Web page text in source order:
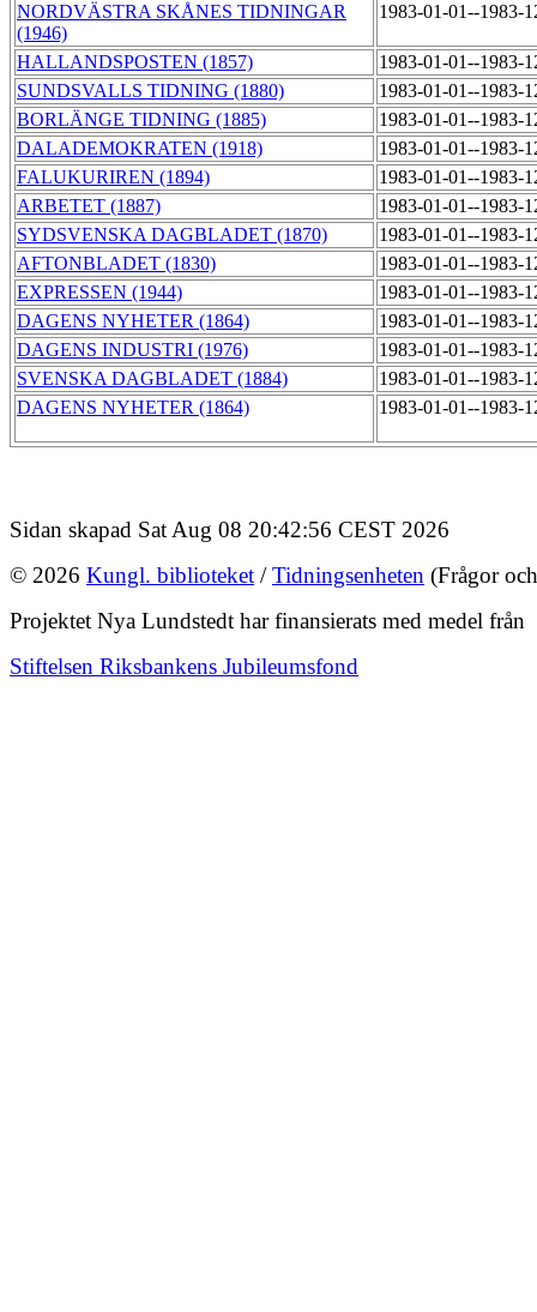
NORDVÄSTRA SKÅNES TIDNINGAR
(1946)
1983-01-01--1983-
HALLANDSPOSTEN (1857)
1983-01-01--1983-
SUNDSVALLS TIDNING (1880)
1983-01-01--1983-
BORLÄNGE TIDNING (1885)
1983-01-01--1983-
DALADEMOKRATEN (1918)
1983-01-01--1983-
FALUKURIREN (1894)
1983-01-01--1983-
ARBETET (1887)
1983-01-01--1983-
SYDSVENSKA DAGBLADET (1870)
1983-01-01--1983-
AFTONBLADET (1830)
1983-01-01--1983-
EXPRESSEN (1944)
1983-01-01--1983-
DAGENS NYHETER (1864)
1983-01-01--1983-
DAGENS INDUSTRI (1976)
1983-01-01--1983-
SVENSKA DAGBLADET (1884)
1983-01-01--1983-
DAGENS NYHETER (1864)
1983-01-01--1983-
Sidan skapad Sat Aug 08 20:42:56 CEST 2026
© 2026 Kungl. biblioteket /Tidningsenheten (Frågor
Projektet Nya Lundstedt har finansierats med medel från
Stiftelsen Riksbankens Jubileumsfond